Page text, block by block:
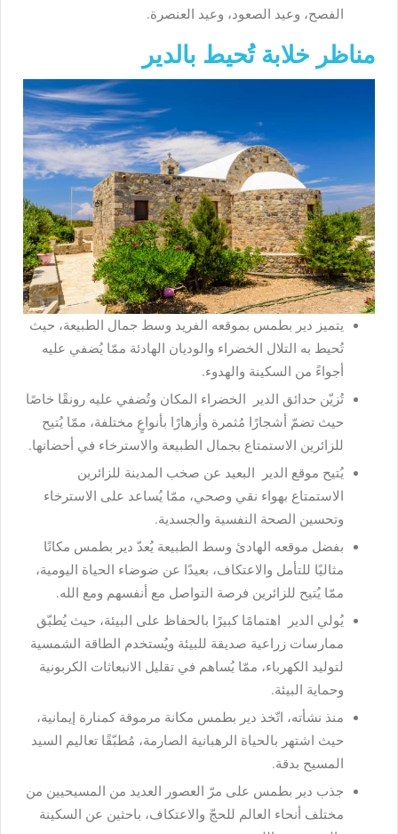
الفصح، وعيد الصعود، وعيد العنصرة.
مناظر خلابة تُحيط بالدير
يتميز دير بطمس بموقعه الفريد وسط جمال الطبيعة، حيث
تُحيط به التلال الخضراء والوديان الهادئة ممّا يُضفي عليه
أجواءً من السكينة والهدوء.
تُزيّن حدائق الدير الخضراء المكان وتُضفي عليه رونقًا خاصًا
حيث تضمّ أشجارًا مُثمرة وأزهارًا بأنواعٍ مختلفة، ممّا يُتيح
للزائرين الاستمتاع بجمال الطبيعة والاسترخاء في أحضانها.
يُتيح موقع الدير البعيد عن صخب المدينة للزائرين
الاستمتاع بهواء نقي وصحي، ممّا يُساعد على الاسترخاء
وتحسين الصحة النفسية والجسدية.
بفضل موقعه الهادئ وسط الطبيعة يُعدّ دير بطمس مكانًا
مثاليًا للتأمل والاعتكاف، بعيدًا عن ضوضاء الحياة اليومية،
ممّا يُتيح للزائرين فرصة التواصل مع أنفسهم ومع الله.
يُولي الدير اهتمامًا كبيرًا بالحفاظ على البيئة، حيث يُطبّق
ممارسات زراعية صديقة للبيئة ويُستخدم الطاقة الشمسية
لتوليد الكهرباء، ممّا يُساهم في تقليل الانبعاثات الكربونية
وحماية البيئة.
منذ نشأته، اتّخذ دير بطمس مكانة مرموقة كمنارة إيمانية،
حيث اشتهر بالحياة الرهبانية الصارمة، مُطبّقًا تعاليم السيد
المسيح بدقة.
جذب دير بطمس على مرّ العصور العديد من المسيحيين من
مختلف أنحاء العالم للحجّ والاعتكاف، باحثين عن السكينة